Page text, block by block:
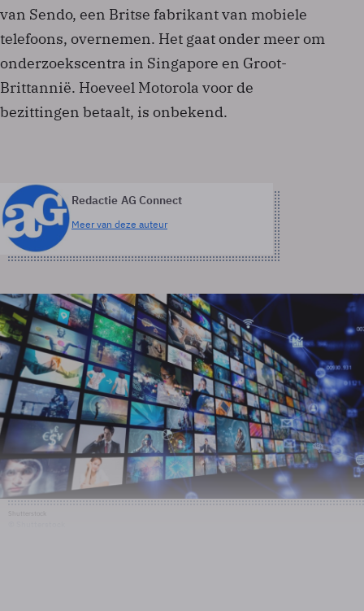
van Sendo, een Britse fabrikant van mobiele
telefoons, overnemen. Het gaat onder meer om
onderzoekscentra in Singapore en Groot-
Brittannië. Hoeveel Motorola voor de
bezittingen betaalt, is onbekend.
Redactie AG Connect
Meer van deze auteur